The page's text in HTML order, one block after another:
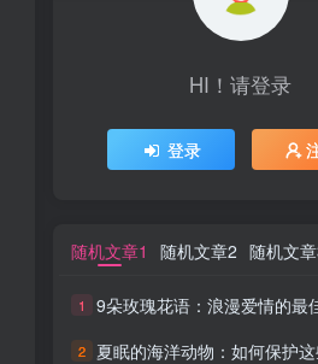
HI！请登录
登录
随机文章1 随机文章2 随机文
1 9朵玫瑰花语：浪漫爱情的最
2 夏眠的海洋动物：如何保护
HI！请登录
登录
随机文章1 随机文章2 随机文
1 9朵玫瑰花语：浪漫爱情的最
2 夏眠的海洋动物：如何保护